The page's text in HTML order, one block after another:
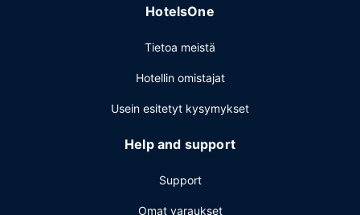
HotelsOne
Tietoa meistä
Hotellin omistajat
Usein esitetyt kysymykset
Help and support
Support
Omat varaukset